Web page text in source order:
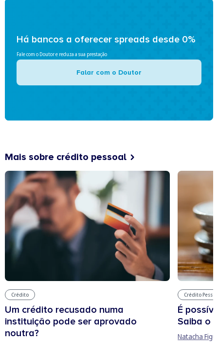
Há bancos a oferecer spreads desde 0%
Fale com o Doutor e reduza a sua prestação
Falar com o Doutor
Mais sobre crédito pessoal
Crédito
Um crédito recusado numa
instituição pode ser aprovado
noutra?
Crédito
É
Saiba o
Natacha